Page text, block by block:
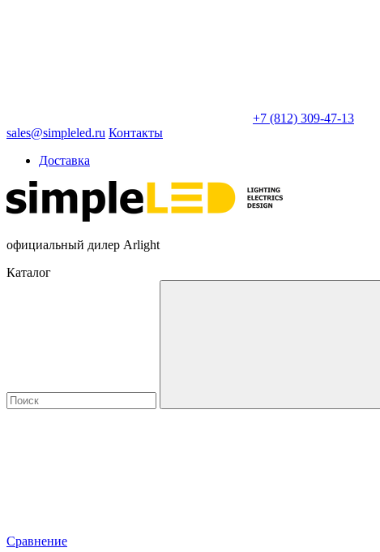
+7 (812) 309-47-13
sales@simpleled.ru Контакты
Доставка
официальный дилер Arlight
Каталог
Сравнение